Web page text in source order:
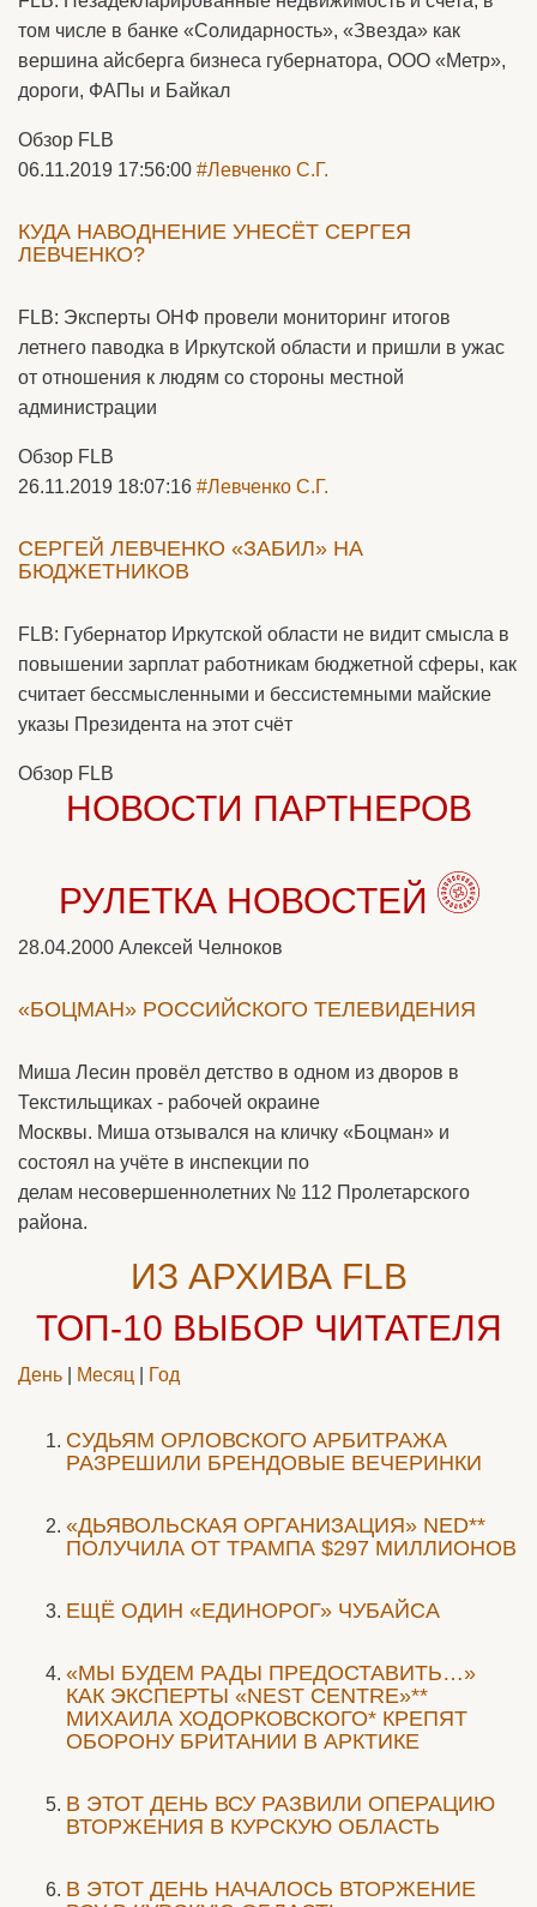
том числе в банке «Солидарность», «Звезда» как
вершина айсберга бизнеса губернатора, ООО «Метр»,
дороги, ФАПы и Байкал
Обзор FLB
06.11.2019 17:56:00 #Левченко С.Г.
КУДА НАВОДНЕНИЕ УНЕСЁТ СЕРГЕЯ
ЛЕВЧЕНКО?
FLB: Эксперты ОНФ провели мониторинг итогов
летнего паводка в Иркутской области и пришли в ужас
от отношения к людям со стороны местной
администрации
Обзор FLB
26.11.2019 18:07:16 #Левченко С.Г.
СЕРГЕЙ ЛЕВЧЕНКО «ЗАБИЛ» НА
БЮДЖЕТНИКОВ
FLB: Губернатор Иркутской области не видит смысла в
повышении зарплат работникам бюджетной сферы, как
считает бессмысленными и бессистемными майские
указы Президента на этот счёт
Обзор FLB
НОВОСТИ ПАРТНЕРОВ
РУЛЕТКА НОВОСТЕЙ
28.04.2000 Алексей Челноков
«БОЦМАН» РОССИЙСКОГО ТЕЛЕВИДЕНИЯ
Миша Лесин провёл детство в одном из дворов в
Текстильщиках - рабочей окраине
Москвы. Миша отзывался на кличку «Боцман» и
состоял на учёте в инспекции по
делам несовершеннолетних № 112 Пролетарского
района.
ИЗ АРХИВА FLB
ТОП-10 ВЫБОР ЧИТАТЕЛЯ
День Месяц Год
CУДЬЯМ ОРЛОВСКОГО АРБИТРАЖА
РАЗРЕШИЛИ БРЕНДОВЫЕ ВЕЧЕРИНКИ
«ДЬЯВОЛЬСКАЯ ОРГАНИЗАЦИЯ» NED**
ПОЛУЧИЛА ОТ ТРАМПА $297 МИЛЛИОНОВ
ЕЩЁ ОДИН «ЕДИНОРОГ» ЧУБАЙСА
«МЫ БУДЕМ РАДЫ ПРЕДОСТАВИТЬ…»
КАК ЭКСПЕРТЫ «NEST CENTRE»**
МИХАИЛА ХОДОРКОВСКОГО* КРЕПЯТ
ОБОРОНУ БРИТАНИИ В АРКТИКЕ
В ЭТОТ ДЕНЬ ВСУ РАЗВИЛИ ОПЕРАЦИЮ
ВТОРЖЕНИЯ В КУРСКУЮ ОБЛАСТЬ
В ЭТОТ ДЕНЬ НАЧАЛОСЬ ВТОРЖЕНИЕ